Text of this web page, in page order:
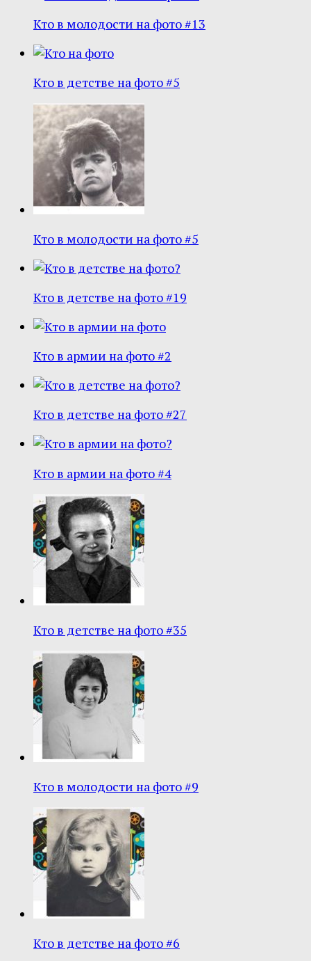
Кто в молодости на фото #13
Кто в детстве на фото #5
Кто в молодости на фото #5
Кто в детстве на фото #19
Кто в армии на фото #2
Кто в детстве на фото #27
Кто в армии на фото #4
Кто в детстве на фото #35
Кто в молодости на фото #9
Кто в детстве на фото #6